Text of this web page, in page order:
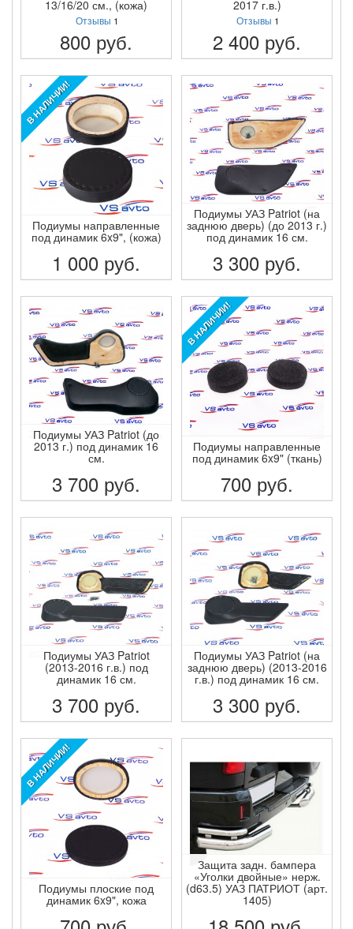
13/16/20 см., (кожа)
Отзывы 1
800 руб.
ПОДРОБНЕЕ
2017 г.в.)
Отзывы 1
2 400 руб.
ПОДРОБНЕЕ
В НАЛИЧИИ!
Подиумы направленные
под динамик 6x9", (кожа)
1 000 руб.
ПОДРОБНЕЕ
Подиумы УАЗ Patriot (на
заднюю дверь) (до 2013 г.)
под динамик 16 см.
3 300 руб.
ПОДРОБНЕЕ
Подиумы УАЗ Patriot (до
2013 г.) под динамик 16
см.
3 700 руб.
ПОДРОБНЕЕ
В НАЛИЧИИ!
Подиумы направленные
под динамик 6x9" (ткань)
700 руб.
ПОДРОБНЕЕ
Подиумы УАЗ Patriot
(2013-2016 г.в.) под
динамик 16 см.
3 700 руб.
ПОДРОБНЕЕ
Подиумы УАЗ Patriot (на
заднюю дверь) (2013-2016
г.в.) под динамик 16 см.
3 300 руб.
ПОДРОБНЕЕ
В НАЛИЧИИ!
Подиумы плоские под
динамик 6x9", кожа
Защита задн. бампера
«Уголки двойные» нерж.
(d63.5) УАЗ ПАТРИОТ (арт.
1405)